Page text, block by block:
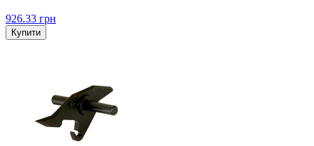
926.33 грн
Купити